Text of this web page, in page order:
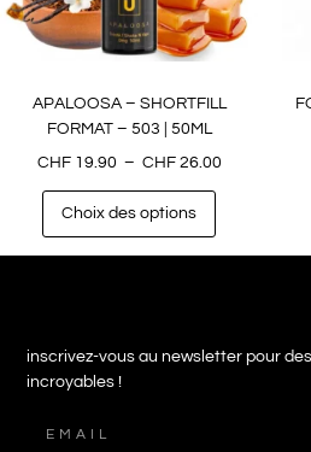
APALOOSA – SHORTFILL
FORMAT – 503 | 50ML
CHF19.90 – CHF26.00
Choix des options
inscrivez-vous au newsletter pour
incroyables !